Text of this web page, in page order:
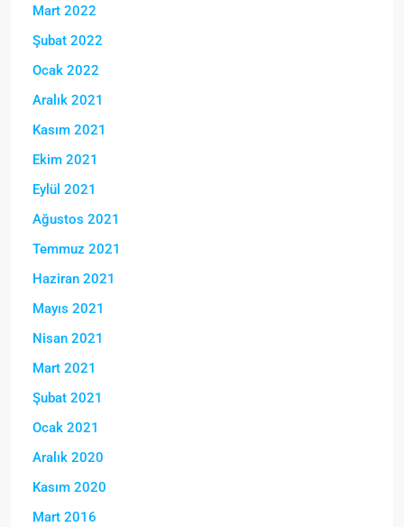
Mart 2022
Şubat 2022
Ocak 2022
Aralık 2021
Kasım 2021
Ekim 2021
Eylül 2021
Ağustos 2021
Temmuz 2021
Haziran 2021
Mayıs 2021
Nisan 2021
Mart 2021
Şubat 2021
Ocak 2021
Aralık 2020
Kasım 2020
Mart 2016